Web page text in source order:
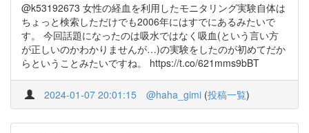
@k53192673 女性の経血を利用したモニタリング実験自体は
ちょっと検索しただけでも2006年にはすでにあるみたいで
す。 今回話題になったのは吸水ではなく吸血(という言い方
が正しいのかわかりませんが…)の実験をしたのが初めてだか
らということみたいですね。 https://t.co/621mms9bBT
2024-01-07 20:01:15 @haha_gimi (投稿一覧)